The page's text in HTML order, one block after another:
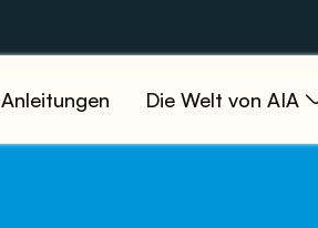
Anleitungen Die Welt von AIA